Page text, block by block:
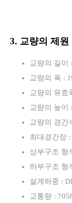
3. 교량의 제원
교량의 길이
교량의 폭 :
교량의 유효
교량의 높이
교량의 경간
최대경간장 :
상부구조 형
하부구조 형
설계하중 :
교통량 :